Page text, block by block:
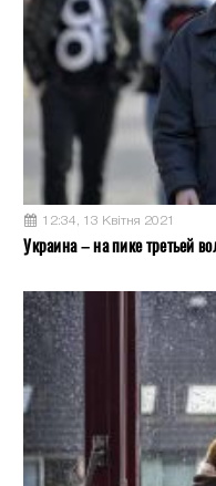
12:34, 13 Квітня 2021
Украина – на пике третьей